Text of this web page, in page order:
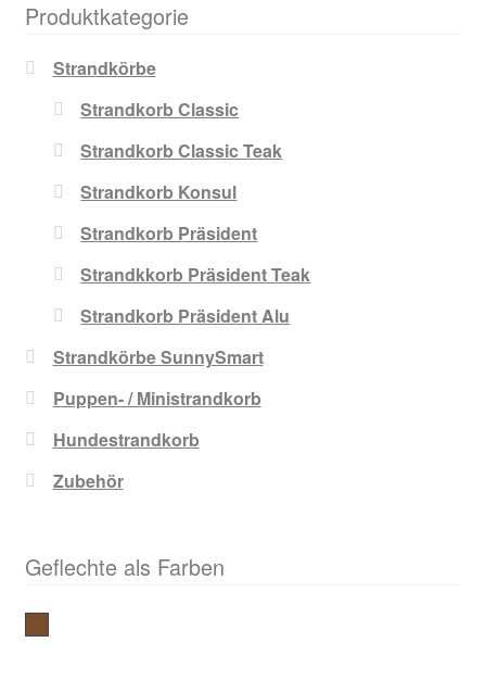
Produktkategorie
Strandkörbe
Strandkorb Classic
Strandkorb Classic Teak
Strandkorb Konsul
Strandkorb Präsident
Strandkkorb Präsident Teak
Strandkorb Präsident Alu
Strandkörbe SunnySmart
Puppen- / Ministrandkorb
Hundestrandkorb
Zubehör
Geflechte als Farben